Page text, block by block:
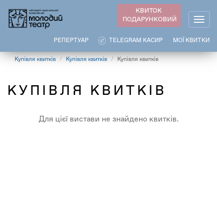
основного
КВИТОК
ПОДАРУНКОВИЙ
МОЇ КВИТКИ
TELEGRAM КАСИР
РЕПЕРТУАР
Купівля квитків Купівля квитків Купівля квитків
КУПІВЛЯ КВИТКІВ
Для цієї вистави не знайдено квитків.